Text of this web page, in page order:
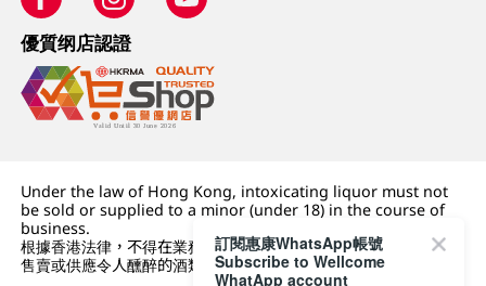
優質纲店認證
Under the law of Hong Kong, intoxicating liquor must not
be sold or supplied to a minor (under 18) in the course of
business.
根據香港法律，不得在業務過程中，向未成年人 (18 歲以下人士)
售賣或供應令人醺醉的酒類。
訂閱惠康WhatsApp帳號
Subscribe to Wellcome
WhatApp account